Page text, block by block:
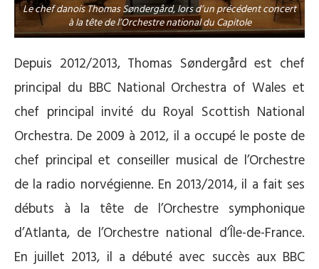
Le chef danois Thomas Søndergård, lors d’un précédent concert
à la tête de l’Orchestre national du Capitole
Depuis 2012/2013, Thomas Søndergård est chef
principal du BBC National Orchestra of Wales et
chef principal invité du Royal Scottish National
Orchestra. De 2009 à 2012, il a occupé le poste de
chef principal et conseiller musical de l’Orchestre
de la radio norvégienne. En 2013/2014, il a fait ses
débuts à la tête de l’Orchestre symphonique
d’Atlanta, de l’Orchestre national d’Île-de-France.
En juillet 2013, il a débuté avec succès aux BBC